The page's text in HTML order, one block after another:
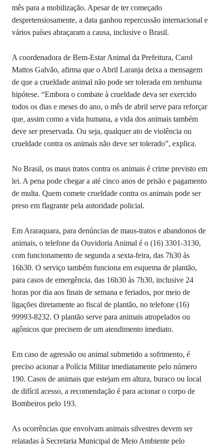
mês para a mobilização. Apesar de ter começado
despretensiosamente, a data ganhou repercussão internacional e
vários países abraçaram a causa, inclusive o Brasil.
A coordenadora de Bem-Estar Animal da Prefeitura, Carol
Mattos Galvão, afirma que o Abril Laranja deixa a mensagem
de que a crueldade animal não pode ser tolerada em nenhuma
hipótese. “Embora o combate à crueldade deva ser exercido
todos os dias e meses do ano, o mês de abril serve para reforçar
que, assim como a vida humana, a vida dos animais também
deve ser preservada. Ou seja, qualquer ato de violência ou
crueldade contra os animais não deve ser tolerado”, explica.
No Brasil, os maus tratos contra os animais é crime previsto em
lei. A pena pode chegar a até cinco anos de prisão e pagamento
de multa. Quem comete crueldade contra os animais pode ser
preso em flagrante pela autoridade policial.
Em Araraquara, para denúncias de maus-tratos e abandonos de
animais, o telefone da Ouvidoria Animal é o (16) 3301-3130,
com funcionamento de segunda a sexta-feira, das 7h30 às
16h30. O serviço também funciona em esquema de plantão,
para casos de emergência, das 16h30 às 7h30, inclusive 24
horas por dia aos finais de semana e feriados, por meio de
ligações diretamente ao fiscal de plantão, no telefone (16)
99993-8232. O plantão serve para animais atropelados ou
agônicos que precisem de um atendimento imediato.
Em caso de agressão ou animal submetido a sofrimento, é
preciso acionar a Polícia Militar imediatamente pelo número
190. Casos de animais que estejam em altura, buraco ou local
de difícil acesso, a recomendação é para acionar o corpo de
Bombeiros pelo 193.
As ocorrências que envolvam animais silvestres devem ser
relatadas à Secretaria Municipal de Meio Ambiente pelo